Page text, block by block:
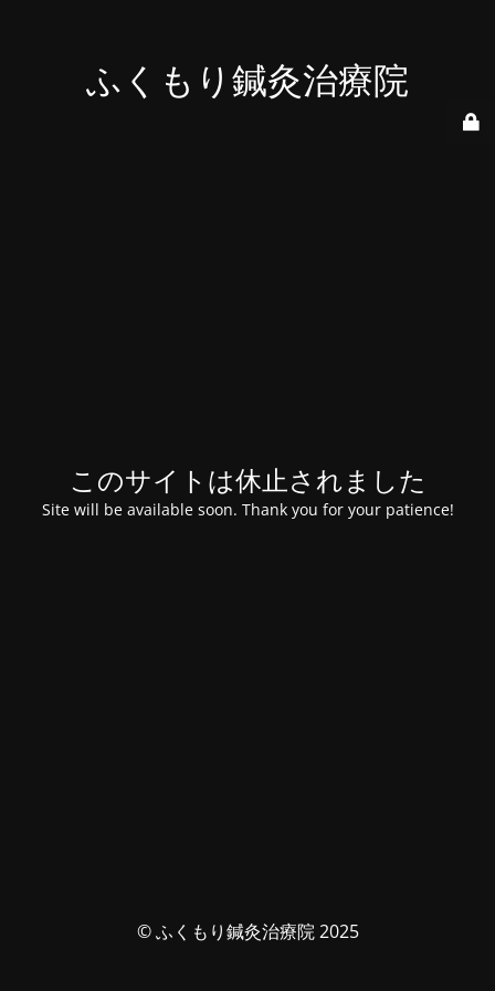
ふくもり鍼灸治療院
このサイトは休止されました
Site will be available soon. Thank you for your patience!
© ふくもり鍼灸治療院 2025